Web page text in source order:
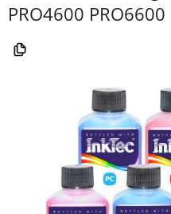
PRO4600 PRO6600